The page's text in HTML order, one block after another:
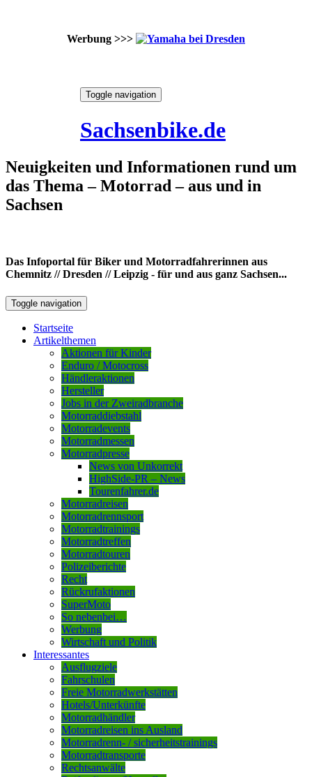
Werbung >>>
Toggle navigation
Sachsenbike.de
Neuigkeiten und Informationen rund um
das Thema – Motorrad – aus und in
Sachsen
Das Infoportal für Biker und Motorradfahrerinnen aus
Chemnitz // Dresden // Leipzig - für und aus ganz Sachsen...
Toggle navigation
Startseite
Artikelthemen
Aktionen für Kinder
Enduro / Motocross
Händleraktionen
Hersteller
Jobs in der Zweiradbranche
Motorraddiebstahl
Motorradevents
Motorradmessen
Motorradpresse
News von Unkorrekt
HighSide-PR – News
Tourenfahrer.de
Motorradreisen
Motorradrennsport
Motorradtrainings
Motorradtreffen
Motorradtouren
Polizeiberichte
Recht
Rückrufaktionen
SuperMoto
So nebenbei…
Werbung
Wirtschaft und Politik
Interessantes
Ausflugziele
Fahrschulen
Freie Motorradwerkstätten
Hotels/Unterkünfte
Motorradhändler
Motorradreisen ins Ausland
Motorradrenn- / sicherheitstrainings
Motorradtransporte
Rechtsanwälte